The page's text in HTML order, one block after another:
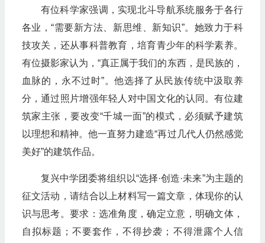
有位科学家强调，实现北斗导航系统服务于各行
各业，“需要新方法、新思维、新知识”。她致力于科
技攻关，还从事科普教育，培育青少年的科学素养。
有位摄影家认为，“真正属于我们的东西，是民族的，
血脉的，永不过时”。他选择了从民族传统中汲取养
分，通过照片增强年轻人对中国文化的认同。有位建
筑家主张，要改变“千城一面”的模式，必须赋予建筑
以理想和精神。他一直努力建造“再过几代人仍然感觉
美好”的建筑作品。
复兴中学团委将组织以“选择·创造·未来”为主题的
征文活动，请结合以上材料写一篇文章，体现你的认
识与思考。要求：选准角度，确定立意，明确文体，
自拟标题；不要套作，不得抄袭；不得泄露个人信